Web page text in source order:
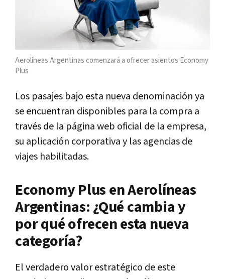
Aerolíneas Argentinas comenzará a ofrecer asientos Economy
Plus
Los pasajes bajo esta nueva denominación ya
se encuentran disponibles para la compra a
través de la página web oficial de la empresa,
su aplicación corporativa y las agencias de
viajes habilitadas.
Economy Plus en Aerolíneas
Argentinas: ¿Qué cambia y
por qué ofrecen esta nueva
categoría?
El verdadero valor estratégico de este